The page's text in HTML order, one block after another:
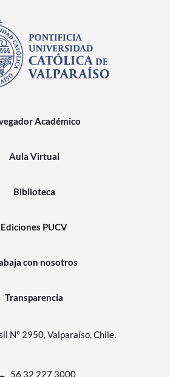
Académico
Aula Virtual
Biblioteca
Ediciones PUCV
con nosotros
Transparencia
N° 2950, Valparaíso, Chile.
56 32 227 3000